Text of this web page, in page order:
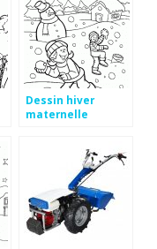
Dessin hiver
maternelle